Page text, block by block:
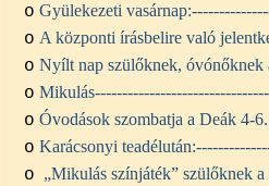
o Gyülekezeti vasárnap:
o A központi írásbelire való
o Nyílt nap szülőknek, óvónőknek
o Mikulás
o Óvodások szombatja a Deák 4-
o Karácsonyi teadélután:
o „Mikulás színjáték” szülőknek